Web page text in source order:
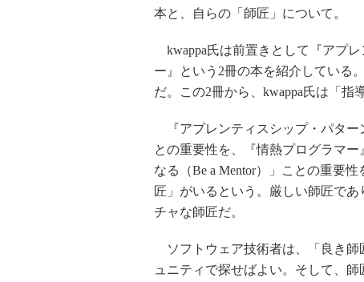
本と、自らの「師匠」について。
kwappa氏は前置きとして『アプ
ー』という2冊の本を紹介している
だ。この2冊から、kwappa氏は「指
『アプレンティスシップ・パター
との重要性を、『情熱プログラマー
なる（Be a Mentor）」ことの重要
匠」がいるという。厳しい師匠で
チャな師匠だ。
ソフトウェア技術者は、「良き師
ュニティで探せばよい。そして、